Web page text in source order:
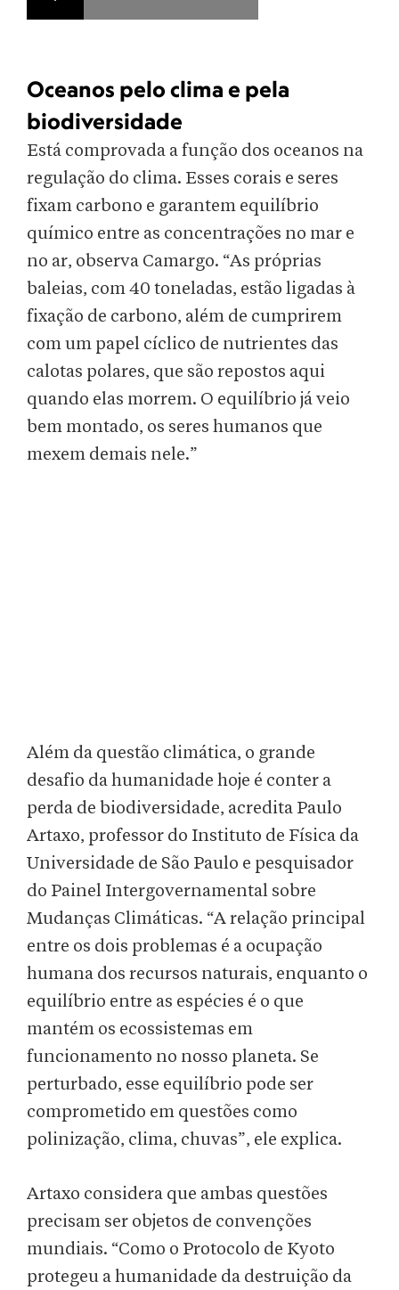
Oceanos pelo clima e pela
biodiversidade
Está comprovada a função dos oceanos na
regulação do clima. Esses corais e seres
fixam carbono e garantem equilíbrio
químico entre as concentrações no mar e
no ar, observa Camargo. “As próprias
baleias, com 40 toneladas, estão ligadas à
fixação de carbono, além de cumprirem
com um papel cíclico de nutrientes das
calotas polares, que são repostos aqui
quando elas morrem. O equilíbrio já veio
bem montado, os seres humanos que
mexem demais nele.”
Além da questão climática, o grande
desafio da humanidade hoje é conter a
perda de biodiversidade, acredita Paulo
Artaxo, professor do Instituto de Física da
Universidade de São Paulo e pesquisador
do Painel Intergovernamental sobre
Mudanças Climáticas. “A relação principal
entre os dois problemas é a ocupação
humana dos recursos naturais, enquanto o
equilíbrio entre as espécies é o que
mantém os ecossistemas em
funcionamento no nosso planeta. Se
perturbado, esse equilíbrio pode ser
comprometido em questões como
polinização, clima, chuvas”, ele explica.
Artaxo considera que ambas questões
precisam ser objetos de convenções
mundiais. “Como o Protocolo de Kyoto
protegeu a humanidade da destruição da